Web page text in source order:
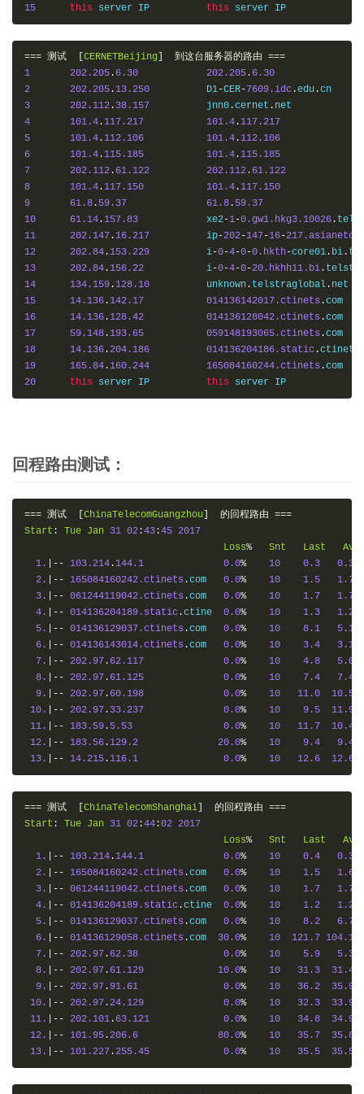
15 this this
=== 测试 CERNETBeijing 到这台服务器的路由 ===
1
202.205 . 6.30 202.205 . 6.30
2
202.205 . 13.250
  	D1
-CER-7609.idc .edu .
3
202.112 . 38.157
  	jnn0
.cernet .
4
101.4 . 117.217 101.4 . 117.217
5
101.4 . 112.106 101.4 . 112.106
6
101.4 . 115.185 101.4 . 115.185
7
202.112 . 61.122 202.112 . 61.122
8
101.4 . 117.150 101.4 . 117.150
9
61.8 . 59.37 61.8 . 59.37
10
61.14 . 157.83
    	xe2
-1-0.gw1.hkg3.10026 .
11
202.147 . 16.217
  	ip
-202-147-16-
12
202.84 . 153.229
  	i
-0-4-0-0.hkth-core01 . bi .
13
202.84 . 156.22
   	i
-0-4-0-20.hkhh11.bi .
14
134.159 . 128.10
  	unknown
. telstraglobal .
15
14.136 . 142.17 014136142017.ctinets .
16
14.136 . 128.42 014136128042.ctinets .
17
59.148 . 193.65 059148193065.ctinets .
18
14.136 .204.186 014136204186.static .ctinets
19
165.84 . 160.244 165084160244.ctinets .
20
this this
回程路由测试：
=== 测试 ChinaTelecomGuangzhou 的回程路由 ===
Start : Tue Jan 31 02 :43 :45 2017
Loss% Snt Last
Avg
1.
|-- 103.214 . 144.1 0.0% 10 0.3
0.3
2.
|-- 165084160242.ctinets .com 0.0% 10 1.5
1.7
3.
|-- 061244119042.ctinets .com 0.0% 10 1.7
1.7
4.
|-- 014136204189.static .ctine 0.0% 10 1.3
1.2
5.
|-- 014136129037.ctinets .com 0.0% 10 8.1
5.1
6.
|-- 014136143014.ctinets .com 0.0% 10 3.4
3.1
7.
|-- 202.97 . 62.117 0.0% 10 4.8
5.0
8.
|-- 202.97 . 61.125 0.0% 10 7.4
7.4
9.
|-- 202.97 . 60.198 0.0% 10 11.0
10.5
10.
|-- 202.97 . 33.237 0.0% 10 9.5
11.9
11.
|-- 183.59 . 5.53 0.0% 10 11.7
10.4
12.
|-- 183.56 . 129.2 20.0% 10 9.4
9.4
13.
|-- 14.215 . 116.1 0.0% 10 12.6 12.6
=== 测试 ChinaTelecomShanghai 的回程路由 ===
Start : Tue Jan 31 02 :44 :02 2017
Loss% Snt Last
Avg
1.
|-- 103.214 . 144.1 0.0% 10 0.4
0.3
2.
|-- 165084160242.ctinets .com 0.0% 10 1.5
1.6
3.
|-- 061244119042.ctinets .com 0.0% 10 1.7
1.7
4.
|-- 014136204189.static .ctine 0.0% 10 1.2
1.2
5.
|-- 014136129037.ctinets .com 0.0% 10 8.2
6.7
6.
|-- 014136129058.ctinets .com 30.0% 10 121.7 104.1
7.
|-- 202.97 . 62.38 0.0% 10 5.9
5.3
8.
|-- 202.97 . 61.129 10.0% 10 31.3
31.4
9.
|-- 202.97 .91.61 0.0% 10 36.2
35.9
10.
|-- 202.97 .24.129 0.0% 10 32.3
33.9
11.
|-- 202.101 . 63.121 0.0% 10 34.8
34.9
12.
|-- 101.95 .206.6 80.0% 10 35.7
35.8
13.
|-- 101.227 .255.45 0.0% 10 35.5 35.5